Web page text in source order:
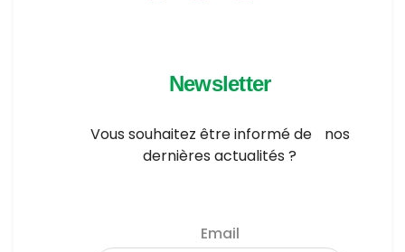
Newsletter
Vous souhaitez être informé de nos
dernières actualités ?
Email